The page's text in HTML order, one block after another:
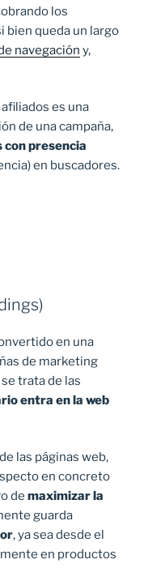
los
bien queda un largo
navegación y,
es una
de una campaña,
con presencia
en buscadores.
en una
de marketing
trata de las
entra en la web
las páginas web,
en concreto
de maximizar la
guarda
, ya sea desde el
en productos